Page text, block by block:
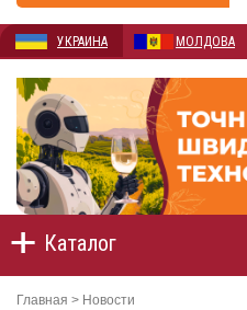
УКРАИНА МОЛДОВА
Каталог
Главная > Новости